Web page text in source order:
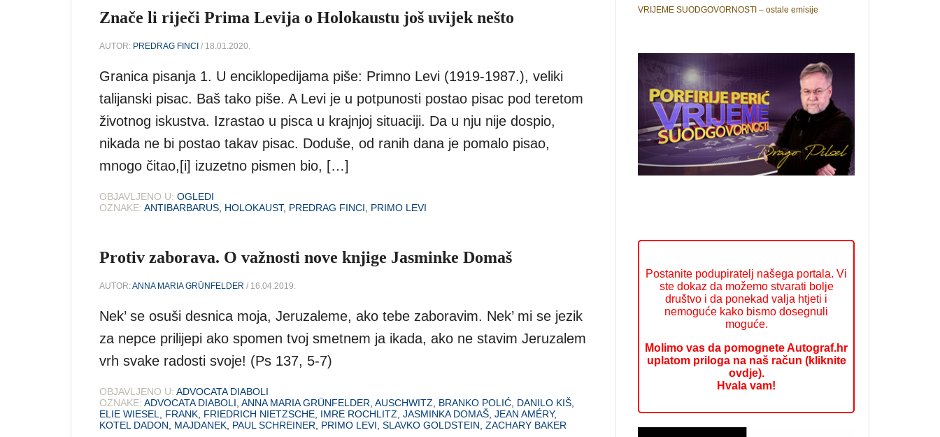
Znače li riječi Prima Levija o Holokaustu još uvijek nešto
AUTOR: PREDRAG FINCI / 18.01.2020.
Granica pisanja 1. U enciklopedijama piše: Primno Levi (1919-1987.), veliki
talijanski pisac. Baš tako piše. A Levi je u potpunosti postao pisac pod teretom
životnog iskustva. Izrastao u pisca u krajnjoj situaciji. Da u nju nije dospio,
nikada ne bi postao takav pisac. Doduše, od ranih dana je pomalo pisao,
mnogo čitao,[i] izuzetno pismen bio, […]
OBJAVLJENO U: OGLEDI
OZNAKE: ANTIBARBARUS, HOLOKAUST, PREDRAG FINCI, PRIMO LEVI
Protiv zaborava. O važnosti nove knjige Jasminke Domaš
AUTOR:ANNA MARIA GRÜNFELDER / 16.04.2019.
Nek’ se osuši desnica moja, Jeruzaleme, ako tebe zaboravim. Nek’ mi se jezik
za nepce prilijepi ako spomen tvoj smetnem ja ikada, ako ne stavim Jeruzalem
vrh svake radosti svoje! (Ps 137, 5-7)
OBJAVLJENO U: ADVOCATA DIABOLI
OZNAKE: ADVOCATA DIABOLI, ANNA MARIA GRÜNFELDER, AUSCHWITZ, BRANKO POLIĆ, DANILO KIŠ,
ELIE WIESEL, FRANK, FRIEDRICH NIETZSCHE, IMRE ROCHLITZ, JASMINKA DOMAŠ, JEAN AMÉRY,
KOTEL DADON, MAJDANEK, PAUL SCHREINER, PRIMO LEVI, SLAVKO GOLDSTEIN, ZACHARY BAKER
VRIJEME SUODGOVORNOSTI – ostale emisije
Postanite podupiratelj našega portala. Vi
ste dokaz da možemo stvarati bolje
društvo i da ponekad valja htjeti i
nemoguće kako bismo dosegnuli
moguće.
Molimo vas da pomognete Autograf.hr
uplatom priloga na naš račun (kliknite
ovdje).
Hvala vam!